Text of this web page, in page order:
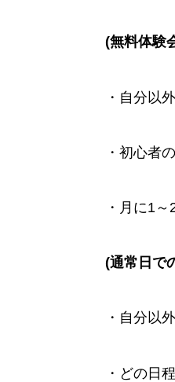
(無料体験
・自分以
・初心者
・月に1
(通常日で
・自分以
・どの日